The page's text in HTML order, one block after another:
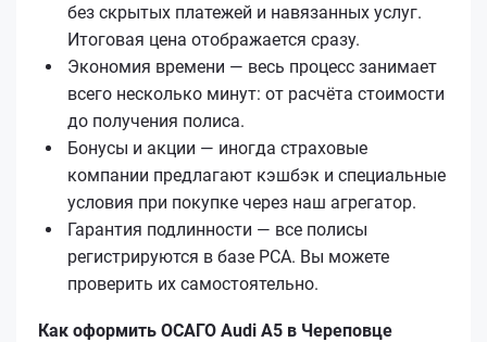
без скрытых платежей и навязанных услуг.
Итоговая цена отображается сразу.
Экономия времени — весь процесс занимает
всего несколько минут: от расчёта стоимости
до получения полиса.
Бонусы и акции — иногда страховые
компании предлагают кэшбэк и специальные
условия при покупке через наш агрегатор.
Гарантия подлинности — все полисы
регистрируются в базе РСА. Вы можете
проверить их самостоятельно.
Как оформить ОСАГО Audi A5 в Череповце